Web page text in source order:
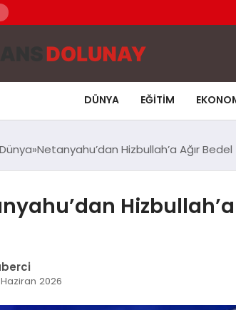
DÜNYA EĞITIM
Dünya Netanyahu’dan Hizbullah’a Ağır
2026